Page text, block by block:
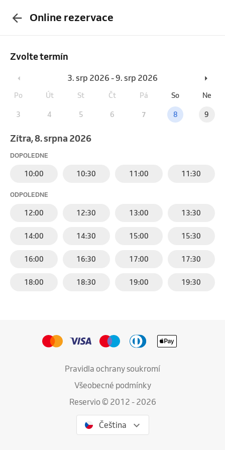
Online rezervace
Zvolte termín
3. srp 2026 - 9. srp 2026
Po Út St Čt Pá So Ne
3 4 5 6 7 8 9
Zítra, 8. srpna 2026
DOPOLEDNE
10:00 10:30 11:00 11:30
ODPOLEDNE
12:00 12:30 13:00 13:30
14:00 14:30 15:00 15:30
16:00 16:30 17:00 17:30
18:00 18:30 19:00 19:30
Pravidla ochrany soukromí
Všeobecné podmínky
Reservio © 2012 - 2026
Čeština